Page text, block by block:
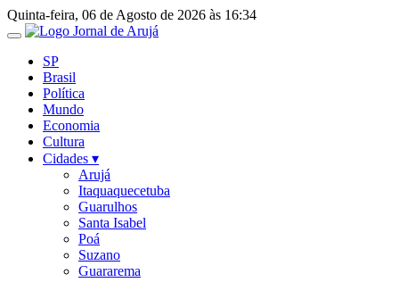
Ir
para
conteúdo
Quinta-feira, 06 de Agosto de 2026 às 16:34
SP
Brasil
Política
Mundo
Economia
Cultura
Cidades ▾
Arujá
Itaquaquecetuba
Guarulhos
Santa Isabel
Poá
Suzano
Guararema